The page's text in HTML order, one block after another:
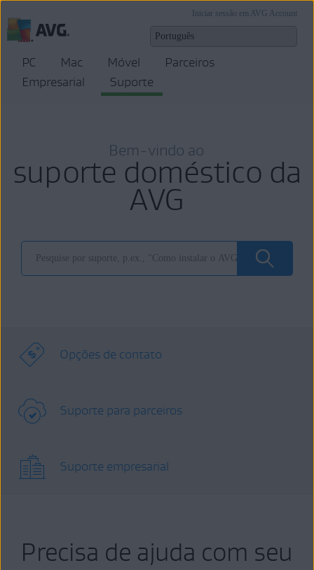
Iniciar sessão em AVG Account
PC Mac Móvel
Parceiros
Empresarial
Suporte
Bem-vindo ao
suporte doméstico da
AVG
Opções de contato
Suporte para parceiros
Suporte empresarial
Precisa de ajuda com seu